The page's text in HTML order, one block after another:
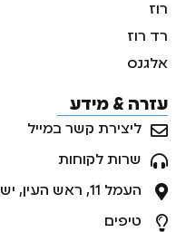
רוז
רד רוז
אלגנס
עזרה & מידע
ליצירת קשר במייל
שרות לקוחות
העמל 11, ראש העין, ישראל
טיפים